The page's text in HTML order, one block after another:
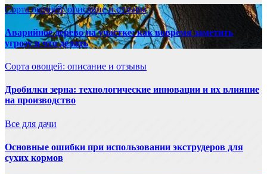
Сорта овощей: описание и отзывы
Аварийное дерево на участке: как вовремя заметить
угрозу и что делать
Сорта овощей: описание и отзывы
Дробилки зерна: технологические инновации и их влияние
на производство
Все для дачи
Основные ошибки при использовании экструдеров для
сухих кормов